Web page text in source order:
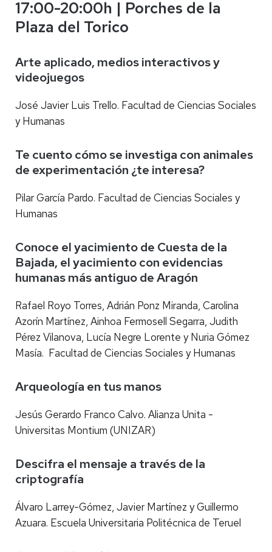
17:00-20:00h | Porches de la
Plaza del Torico
Arte aplicado, medios interactivos y
videojuegos
José Javier Luis Trello. Facultad de Ciencias Sociales
y Humanas
Te cuento cómo se investiga con animales
de experimentación ¿te interesa?
Pilar García Pardo. Facultad de Ciencias Sociales y
Humanas
Conoce el yacimiento de Cuesta de la
Bajada, el yacimiento con evidencias
humanas más antiguo de Aragón
Rafael Royo Torres, Adrián Ponz Miranda, Carolina
Azorín Martínez, Ainhoa Fermosell Segarra, Judith
Pérez Vilanova, Lucía Negre Lorente y Nuria Gómez
Masía. Facultad de Ciencias Sociales y Humanas
Arqueología en tus manos
Jesús Gerardo Franco Calvo. Alianza Unita -
Universitas Montium (UNIZAR)
Descifra el mensaje a través de la
criptografía
Álvaro Larrey-Gómez, Javier Martínez y Guillermo
Azuara. Escuela Universitaria Politécnica de Teruel